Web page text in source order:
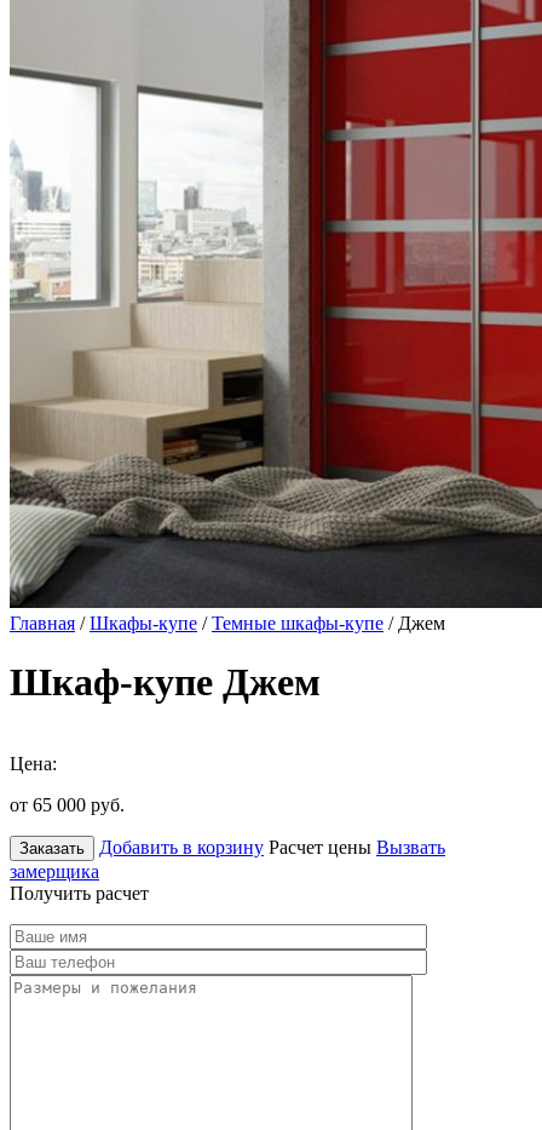
Главная /Шкафы-купе /Темные шкафы-купе / Джем
Шкаф-купе Джем
Цена:
от 65 000 руб.
Заказать Добавить в корзину Расчет цены Вызвать
замерщика
Получить расчет